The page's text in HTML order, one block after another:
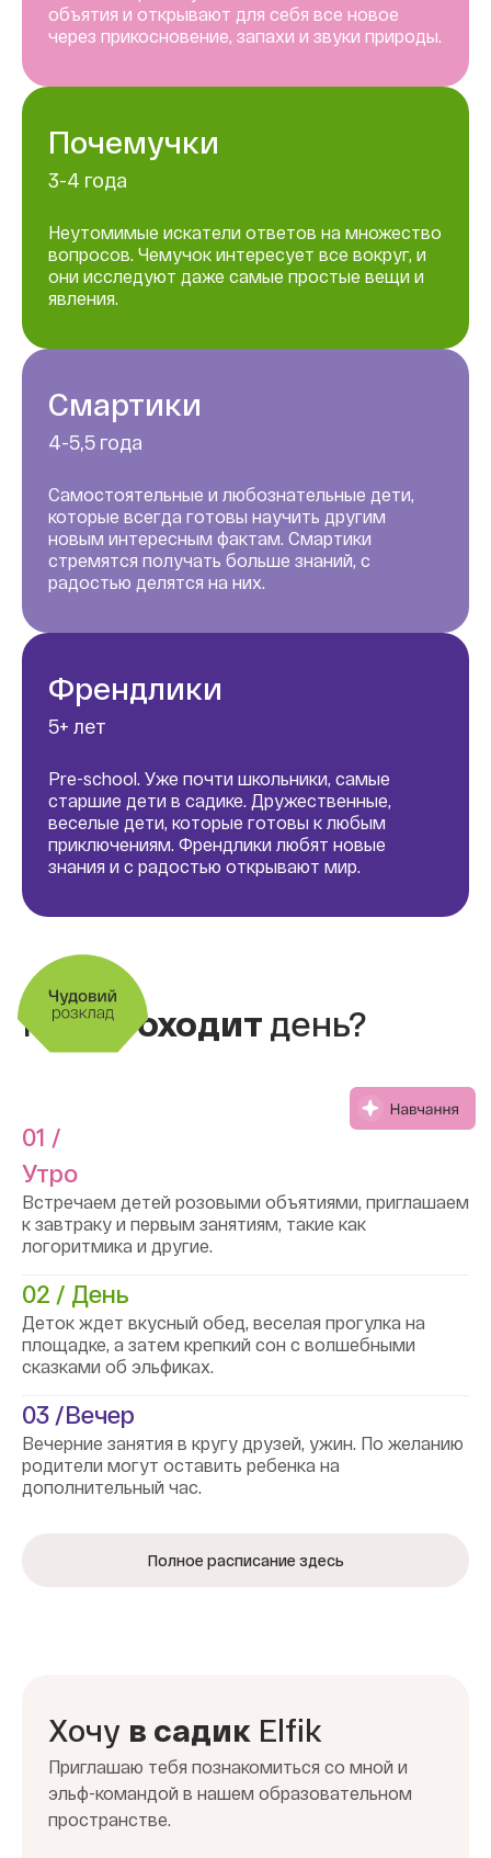
объятия и открывают для себя все новое
через прикосновение, запахи и звуки природы.
Почемучки
3-4 года
Неутомимые искатели ответов на множество
вопросов. Чемучок интересует все вокруг, и
они исследуют даже самые простые вещи и
явления.
Смартики
4-5,5 года
Самостоятельные и любознательные дети,
которые всегда готовы научить другим
новым интересным фактам. Смартики
стремятся получать больше знаний, с
радостью делятся на них.
Френдлики
5+ лет
Pre-school. Уже почти школьники, самые
старшие дети в садике. Дружественные,
веселые дети, которые готовы к любым
приключениям. Френдлики любят новые
знания и с радостью открывают мир.
Какпроходит день?
01 /
Утро
Встречаем детей розовыми объятиями, приглашаем
к завтраку и первым занятиям, такие как
логоритмика и другие.
02 / День
Деток ждет вкусный обед, веселая прогулка на
площадке, а затем крепкий сон с волшебными
сказками об эльфиках.
03 /Вечер
Вечерние занятия в кругу друзей, ужин. По желанию
родители могут оставить ребенка на
дополнительный час.
Полное расписание здесь
Хочу в садик Elfik
Приглашаю тебя познакомиться со мной и
эльф-командой в нашем образовательном
пространстве.